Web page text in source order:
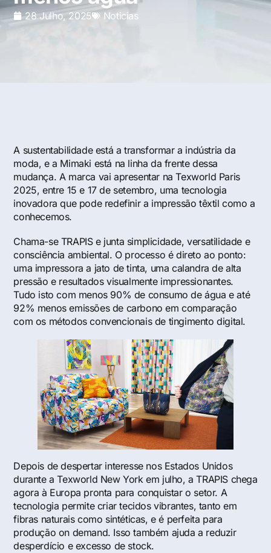
28 Julho, 2025 Noticias
A sustentabilidade está a transformar a indústria da
moda, e a Mimaki está na linha da frente dessa
mudança. A marca vai apresentar na Texworld Paris
2025, entre 15 e 17 de setembro, uma tecnologia
inovadora que pode redefinir a impressão têxtil como a
conhecemos.
Chama-se TRAPIS e junta simplicidade, versatilidade e
consciência ambiental. O processo é direto ao ponto:
uma impressora a jato de tinta, uma calandra de alta
pressão e resultados visualmente impressionantes.
Tudo isto com menos 90% de consumo de água e até
92% menos emissões de carbono em comparação
com os métodos convencionais de tingimento digital.
Depois de despertar interesse nos Estados Unidos
durante a Texworld New York em julho, a TRAPIS chega
agora à Europa pronta para conquistar o setor. A
tecnologia permite criar tecidos vibrantes, tanto em
fibras naturais como sintéticas, e é perfeita para
produção on demand. Isso também ajuda a reduzir
desperdício e excesso de stock.